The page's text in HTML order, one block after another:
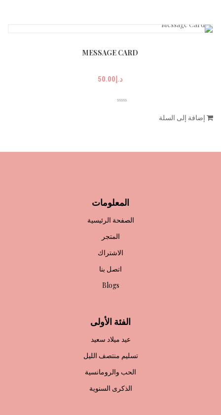
MESSAGE CARD
د.إ50.00
إضافة إلى السلة
المعلومات
الصفحة الرئيسية
المتجر
الاشتراك
اتصل بنا
Blogs
الفئة الأولى
عيد ميلاد سعيد
تسليم منتصف الليل
الحب والرومانسية
الذكرى السنوية